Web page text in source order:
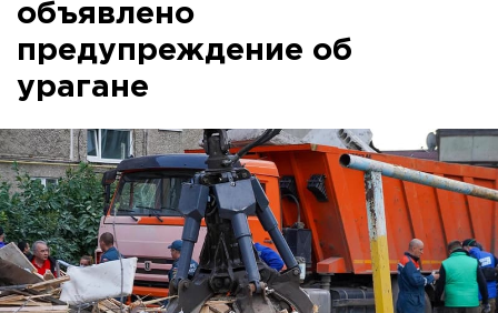
объявлено
предупреждение об
урагане